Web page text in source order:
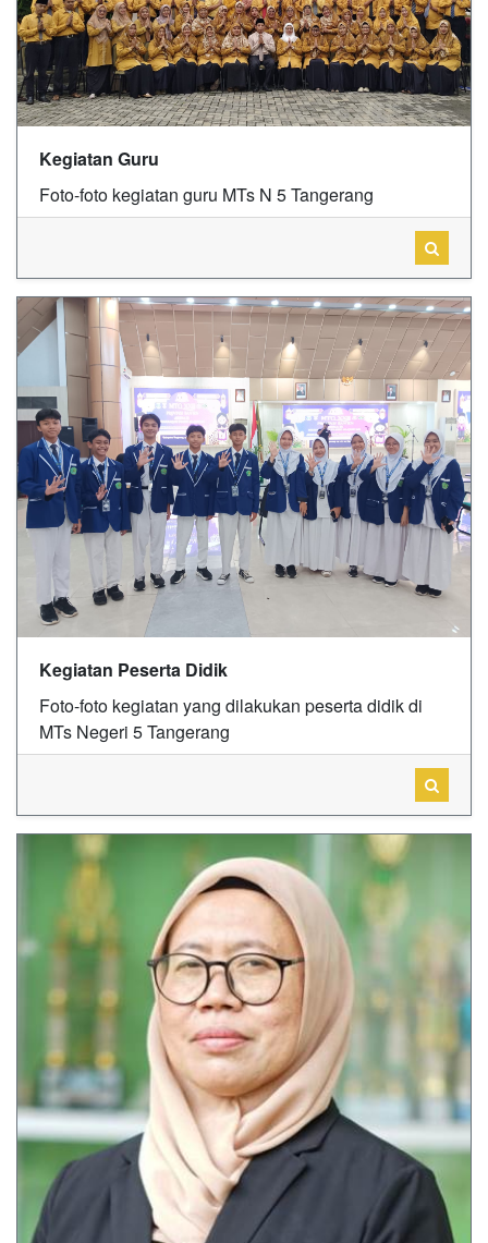
Kegiatan Guru
Foto-foto kegiatan guru MTs N 5 Tangerang
Kegiatan Peserta Didik
Foto-foto kegiatan yang dilakukan peserta didik di
MTs Negeri 5 Tangerang